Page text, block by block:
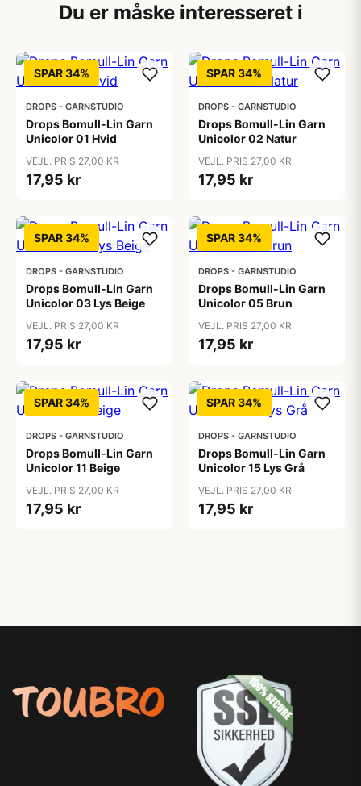
Du er måske interesseret i
SPAR 34%
DROPS - GARNSTUDIO
Drops Bomull-Lin Garn
Unicolor 01 Hvid
VEJL. PRIS 27,00 KR
17,95 kr
SPAR 34%
DROPS - GARNSTUDIO
Drops Bomull-Lin Garn
Unicolor 02 Natur
VEJL. PRIS 27,00 KR
17,95 kr
SPAR 34%
DROPS - GARNSTUDIO
Drops Bomull-Lin Garn
Unicolor 03 Lys Beige
VEJL. PRIS 27,00 KR
17,95 kr
SPAR 34%
DROPS - GARNSTUDIO
Drops Bomull-Lin Garn
Unicolor 05 Brun
VEJL. PRIS 27,00 KR
17,95 kr
SPAR 34%
DROPS - GARNSTUDIO
Drops Bomull-Lin Garn
Unicolor 11 Beige
VEJL. PRIS 27,00 KR
17,95 kr
SPAR 34%
DROPS - GARNSTUDIO
Drops Bomull-Lin Garn
Unicolor 15 Lys Grå
VEJL. PRIS 27,00 KR
17,95 kr